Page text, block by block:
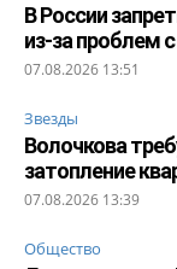
В России
из-за проблем
07.08.2026 13:51
Звезды
Волочкова
затопление
07.08.2026 13:39
Общество